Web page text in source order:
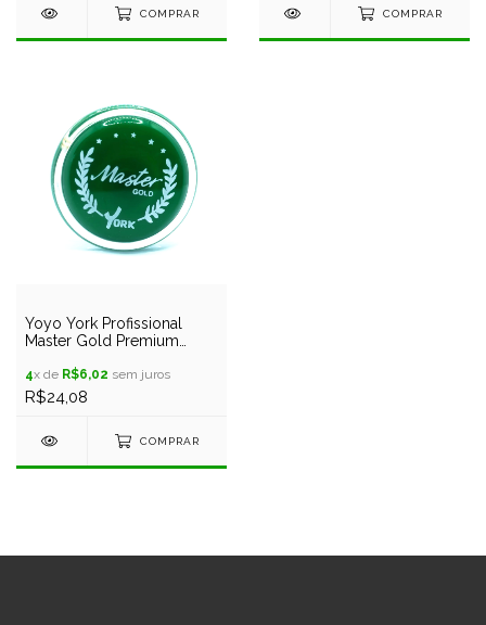
COMPRAR COMPRAR
Yoyo York Profissional
Master Gold Premium
4x de R$6,02 sem juros
R$24,08
COMPRAR